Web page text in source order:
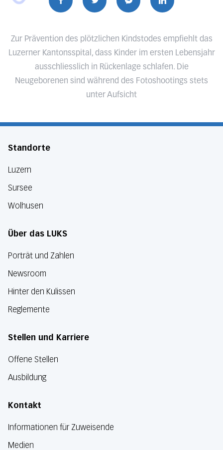
Zur Prävention des plötzlichen Kindstodes empfiehlt das
Luzerner Kantonsspital, dass Kinder im ersten Lebensjahr
ausschliesslich in Rückenlage schlafen. Die
Neugeborenen sind während des Fotoshootings stets
unter Aufsicht
Standorte
Luzern
Sursee
Wolhusen
Über das LUKS
Porträt und Zahlen
Newsroom
Hinter den Kulissen
Reglemente
Stellen und Karriere
Offene Stellen
Ausbildung
Kontakt
Informationen für Zuweisende
Medien